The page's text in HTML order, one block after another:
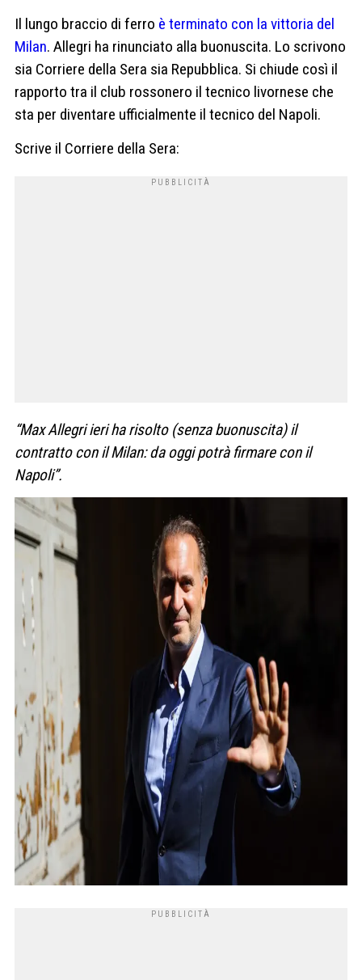
Il lungo braccio di ferro è terminato con la vittoria del
Milan. Allegri ha rinunciato alla buonuscita. Lo scrivono
sia Corriere della Sera sia Repubblica. Si chiude così il
rapporto tra il club rossonero il tecnico livornese che
sta per diventare ufficialmente il tecnico del Napoli.
Scrive il Corriere della Sera:
“Max Allegri ieri ha risolto (senza buonuscita) il
contratto con il Milan: da oggi potrà firmare con il
Napoli”.